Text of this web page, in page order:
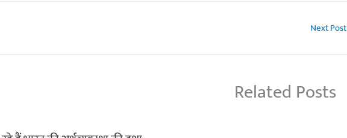
Next Post
Related Posts